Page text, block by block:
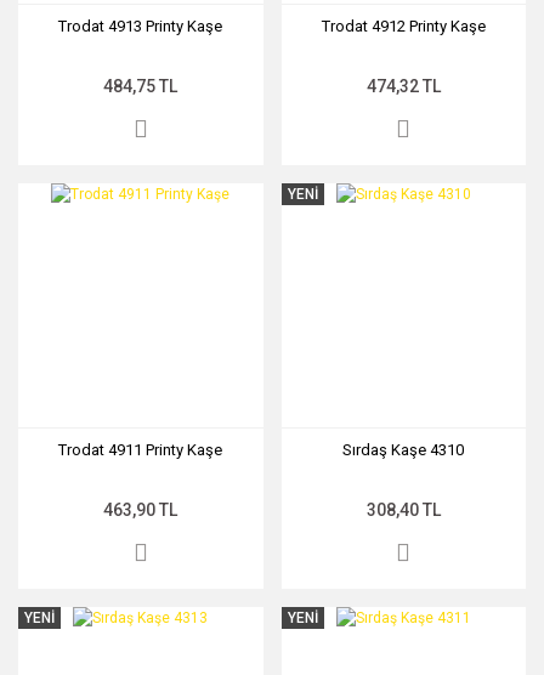
Trodat 4913 Printy Kaşe
484,75 TL
Trodat 4912 Printy Kaşe
474,32 TL
Trodat 4911 Printy Kaşe
463,90 TL
YENİ
Sırdaş Kaşe 4310
308,40 TL
YENİ YENİ